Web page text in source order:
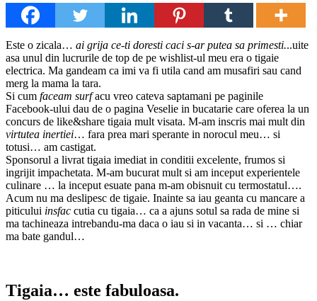
Este o zicala… ai grija ce-ti doresti caci s-ar putea sa primesti...uite
asa unul din lucrurile de top de pe wishlist-ul meu era o tigaie
electrica. Ma gandeam ca imi va fi utila cand am musafiri sau cand
merg la mama la tara.
Si cum faceam surfacu vreo cateva saptamani pe paginile
Facebook-ului dau de o pagina Veselie in bucatarie care oferea la un
concurs de like&share tigaia mult visata. M-am inscris mai mult din
virtutea inertiei… fara prea mari sperante in norocul meu… si
totusi… am castigat.
Sponsorul a livrat tigaia imediat in conditii excelente, frumos si
ingrijit impachetata. M-am bucurat mult si am inceput experientele
culinare … la inceput esuate pana m-am obisnuit cu termostatul….
Acum nu ma deslipesc de tigaie. Inainte sa iau geanta cu mancare a
piticului insfac cutia cu tigaia… ca a ajuns sotul sa rada de mine si
ma tachineaza intrebandu-ma daca o iau si in vacanta… si … chiar
ma bate gandul…
Tigaia… este fabuloasa.